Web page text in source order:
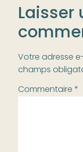
Laisser
Votre adresse
champs
Commentaire*